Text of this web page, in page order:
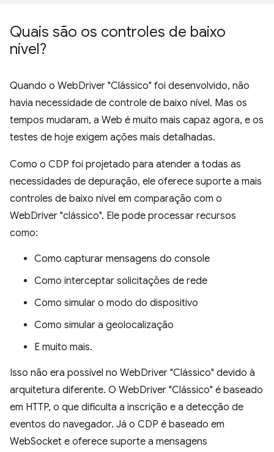
Quais são os controles de baixo
nível?
Quando o WebDriver "Clássico" foi desenvolvido, não
havia necessidade de controle de baixo nível. Mas os
tempos mudaram, a Web é muito mais capaz agora, e os
testes de hoje exigem ações mais detalhadas.
Como o CDP foi projetado para atender a todas as
necessidades de depuração, ele oferece suporte a mais
controles de baixo nível em comparação com o
WebDriver "clássico". Ele pode processar recursos
como:
Como capturar mensagens do console
Como interceptar solicitações de rede
Como simular o modo do dispositivo
Como simular a geolocalização
E muito mais.
Isso não era possível no WebDriver "Clássico" devido à
arquitetura diferente. O WebDriver "Clássico" é baseado
em HTTP, o que dificulta a inscrição e a detecção de
eventos do navegador. Já o CDP é baseado em
WebSocket e oferece suporte a mensagens